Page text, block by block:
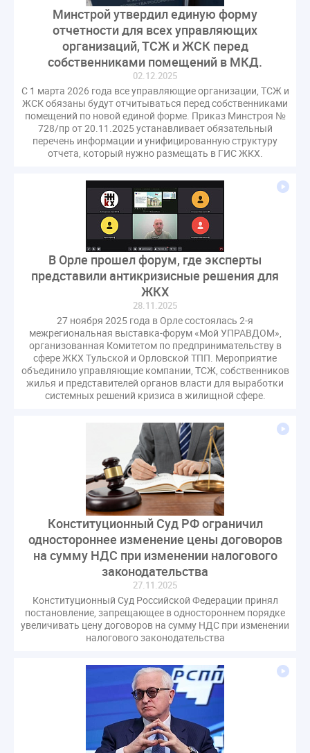
Минстрой утвердил единую форму
отчетности для всех управляющих
организаций, ТСЖ и ЖСК перед
собственниками помещений в МКД.
02.12.2025
С 1 марта 2026 года все управляющие организации, ТСЖ и
ЖСК обязаны будут отчитываться перед собственниками
помещений по новой единой форме. Приказ Минстроя №
728/пр от 20.11.2025 устанавливает обязательный
перечень информации и унифицированную структуру
отчета, который нужно размещать в ГИС ЖКХ.
В Орле прошел форум, где эксперты
представили антикризисные решения для
ЖКХ
28.11.2025
27 ноября 2025 года в Орле состоялась 2-я
межрегиональная выставка-форум «Мой УПРАВДОМ»,
организованная Комитетом по предпринимательству в
сфере ЖКХ Тульской и Орловской ТПП. Мероприятие
объединило управляющие компании, ТСЖ, собственников
жилья и представителей органов власти для выработки
системных решений кризиса в жилищной сфере.
Конституционный Суд РФ ограничил
одностороннее изменение цены договоров
на сумму НДС при изменении налогового
законодательства
27.11.2025
Конституционный Суд Российской Федерации принял
постановление, запрещающее в одностороннем порядке
увеличивать цену договоров на сумму НДС при изменении
налогового законодательства